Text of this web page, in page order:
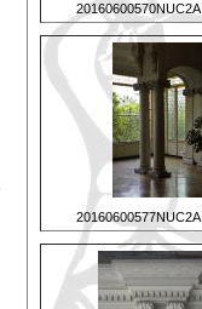
20160600570NUC2A
20160600577NUC2A